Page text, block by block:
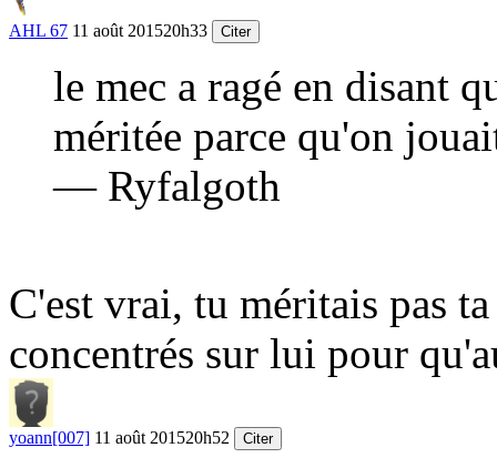
AHL 67 11 août 201520h33 Citer
le mec a ragé en disant
méritée parce qu'on
— Ryfalgoth
C'est vrai, tu méritais pas
concentrés sur lui pour
yoann[007] 11 août 201520h52 Citer